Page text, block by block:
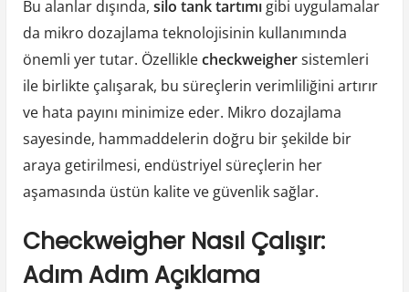
Bu alanlar dışında, silo tank tartımıgibi uygulamalar
da mikro dozajlama teknolojisinin kullanımında
önemli yer tutar. Özelliklecheckweighersistemleri
ile birlikte çalışarak, bu süreçlerin verimliliğini artırır
ve hata payını minimize eder. Mikro dozajlama
sayesinde, hammaddelerin doğru bir şekilde bir
araya getirilmesi, endüstriyel süreçlerin her
aşamasında üstün kalite ve güvenlik sağlar.
Checkweigher Nasıl Çalışır:
Adım Adım Açıklama